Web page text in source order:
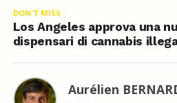
DON'T MISS
Los Angeles approva una
dispensari di cannabis
Aurélien